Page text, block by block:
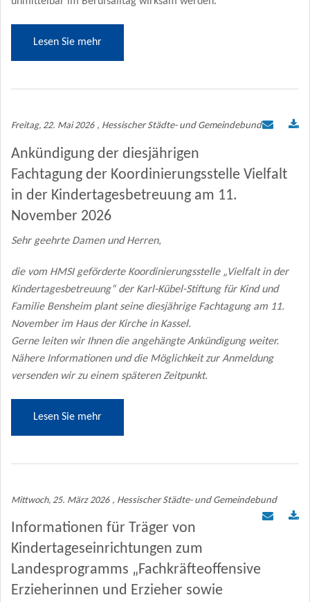
Lesen Sie mehr
Freitag, 22. Mai 2026 , Hessischer Städte- und Gemeindebund
Ankündigung der diesjährigen
Fachtagung der Koordinierungsstelle Vielfalt
in der Kindertagesbetreuung am 11.
November 2026
Sehr geehrte Damen und Herren,
die vom HMSI geförderte Koordinierungsstelle „Vielfalt in der
Kindertagesbetreuung“ der Karl-Kübel-Stiftung für Kind und
Familie Bensheim plant seine diesjährige Fachtagung am 11.
November im Haus der Kirche in Kassel.
Gerne leiten wir Ihnen die angehängte Ankündigung weiter.
Nähere Informationen und die Möglichkeit zur Anmeldung
versenden wir zu einem späteren Zeitpunkt.
Lesen Sie mehr
Mittwoch, 25. März 2026 , Hessischer Städte- und Gemeindebund
Informationen für Träger von
Kindertageseinrichtungen zum
Landesprogramms „Fachkräfteoffensive
Erzieherinnen und Erzieher sowie